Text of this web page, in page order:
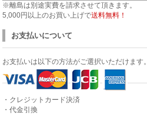
※離島は別途実費を請求させて頂きます。
5,000円以上のお買い上げで送料無料！
お支払いについて
お支払いは以下の方法がご選択いただけます。
・クレジットカード決済
・代金引換